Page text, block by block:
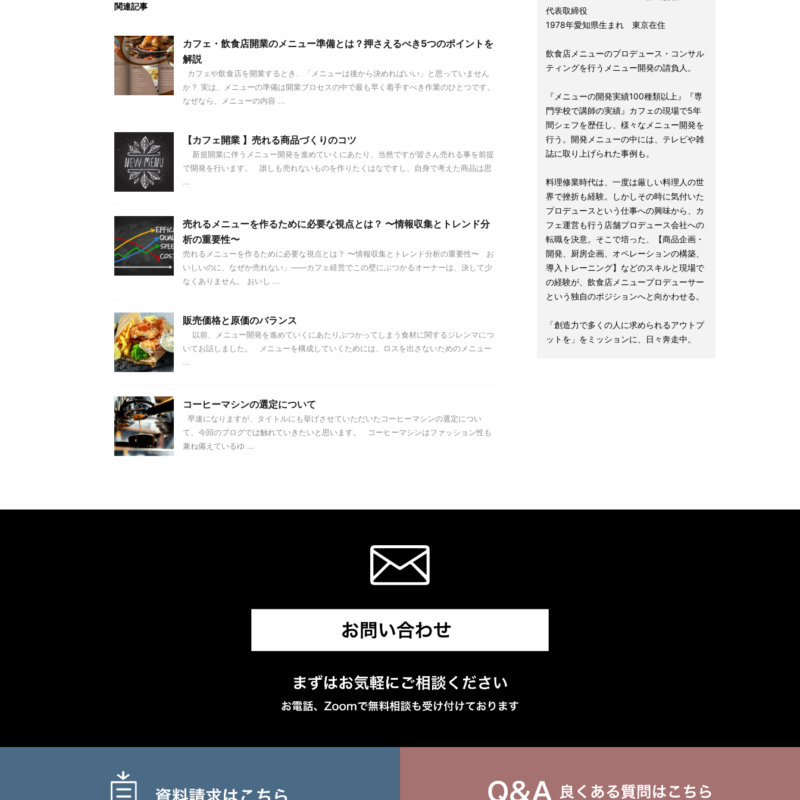
関連記事
カフェ・飲食店開業のメニュー準備とは？押さえるべき5つのポイントを
解説
カフェや飲食店を開業するとき、「メニューは後から決めればいい」と思っていません
か？ 実は、メニューの準備は開業プロセスの中で最も早く着手すべき作業のひとつです。
なぜなら、メニューの内容 ...
【カフェ開業 】売れる商品づくりのコツ
新規開業に伴うメニュー開発を進めていくにあたり、当然ですが皆さん売れる事を前提
で開発を行います。 誰しも売れないものを作りたくはなですし、自身で考えた商品は思
...
売れるメニューを作るために必要な視点とは？ 〜情報収集とトレンド分
析の重要性〜
売れるメニューを作るために必要な視点とは？ 〜情報収集とトレンド分析の重要性〜 お
いしいのに、なぜか売れない」——カフェ経営でこの壁にぶつかるオーナーは、決して少
なくありません。 おいし ...
販売価格と原価のバランス
以前、メニュー開発を進めていくにあたりぶつかってしまう食材に関するジレンマにつ
いてお話しました。 メニューを構成していくためには、ロスを出さないためのメニュー
...
コーヒーマシンの選定について
早速になりますが、タイトルにも挙げさせていただいたコーヒーマシンの選定につい
て、今回のブログでは触れていきたいと思います。 コーヒーマシンはファッション性も
兼ね備えているゆ ...
代表取締役
1978年愛知県生まれ 東京在住
飲食店メニューのプロデュース・コンサル
ティングを行うメニュー開発の請負人。
『メニューの開発実績100種類以上』『専
門学校で講師の実績』カフェの現場で5年
間シェフを歴任し、様々なメニュー開発を
行う。開発メニューの中には、テレビや雑
誌に取り上げられた事例も。
料理修業時代は、一度は厳しい料理人の世
界で挫折も経験。しかしその時に気付いた
プロデュースという仕事への興味から、カ
フェ運営も行う店舗プロデュース会社への
転職を決意。そこで培った、【商品企画・
開発、厨房企画、オペレーションの構築、
導入トレーニング】などのスキルと現場で
の経験が、飲食店メニュープロデューサー
という独自のポジションへと向かわせる。
「創造力で多くの人に求められるアウトプ
ットを」をミッションに、日々奔走中。